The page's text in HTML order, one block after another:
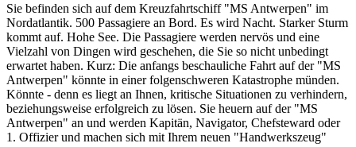
Sie befinden sich auf dem Kreuzfahrtschiff "MS Antwerpen" im
Nordatlantik. 500 Passagiere an Bord. Es wird Nacht. Starker Sturm
kommt auf. Hohe See. Die Passagiere werden nervös und eine
Vielzahl von Dingen wird geschehen, die Sie so nicht unbedingt
erwartet haben. Kurz: Die anfangs beschauliche Fahrt auf der "MS
Antwerpen" könnte in einer folgenschweren Katastrophe münden.
Könnte - denn es liegt an Ihnen, kritische Situationen zu verhindern,
beziehungsweise erfolgreich zu lösen. Sie heuern auf der "MS
Antwerpen" an und werden Kapitän, Navigator, Chefsteward oder
1. Offizier und machen sich mit Ihrem neuen "Handwerkszeug"